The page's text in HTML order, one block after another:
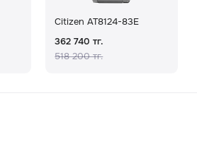
Citizen AT8124-83E
362 740 тг.
518 200 тг.